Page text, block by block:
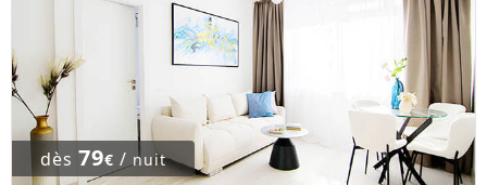
dès 79€ /nuit